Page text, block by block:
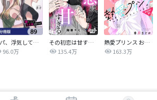
パパ、浮気してるよ？娘と二人でクズ夫を捨てます【分冊版】
96.0万
その初恋は甘すぎる～恋愛処女には刺激が強い～
135.4万
熱愛プリンス お兄ちゃんはキミが好き
163.3万